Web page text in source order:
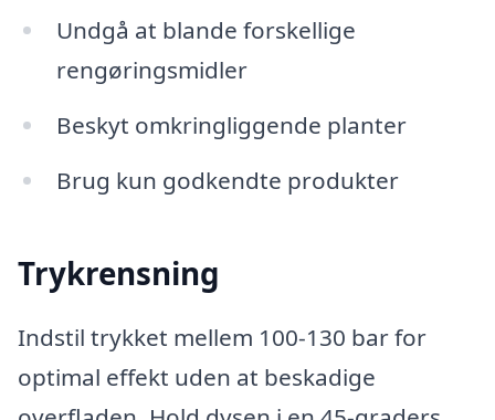
Undgå at blande forskellige
rengøringsmidler
Beskyt omkringliggende planter
Brug kun godkendte produkter
Trykrensning
Indstil trykket mellem 100-130 bar for
optimal effekt uden at beskadige